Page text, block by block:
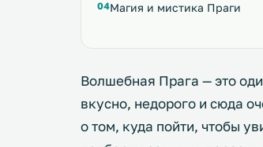
Магия и мистика Праги
Волшебная Прага — это
вкусно, недорого и сюда
о том, куда пойти, чтобы